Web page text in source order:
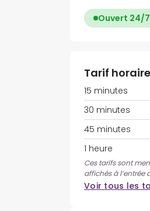
Ouvert 24/7
Tarif horaire
15 minutes
30 minutes
45 minutes
1 heure
Ces tarifs sont
affichés à
Voir tous les